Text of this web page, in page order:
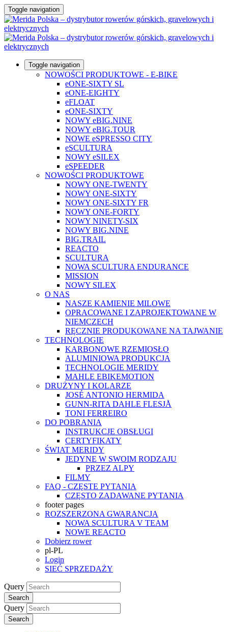
Toggle navigation
Toggle navigation
NOWOŚCI PRODUKTOWE - E-BIKE
eONE-SIXTY SL
eONE-EIGHTY
eFLOAT
eONE-SIXTY
NOWY eBIG.NINE
NOWY eBIG.TOUR
NOWE eSPRESSO CITY
eSCULTURA
NOWY eSILEX
eSPEEDER
NOWOŚCI PRODUKTOWE
NOWY ONE-TWENTY
NOWY ONE-SIXTY
NOWY ONE-SIXTY FR
NOWY ONE-FORTY
NOWY NINETY-SIX
NOWY BIG.NINE
BIG.TRAIL
REACTO
SCULTURA
NOWA SCULTURA ENDURANCE
MISSION
NOWY SILEX
O NAS
NASZE KAMIENIE MILOWE
OPRACOWANE I ZAPROJEKTOWANE W
NIEMCZECH
RĘCZNIE PRODUKOWANE NA TAJWANIE
TECHNOLOGIE
KARBONOWE RZEMIOSŁO
ALUMINIOWA PRODUKCJA
TECHNOLOGIE MERIDY
MAHLE EBIKEMOTION
DRUŻYNY I KOLARZE
JOSÉ ANTONIO HERMIDA
GUNN-RITA DAHLE FLESJÅ
TONI FERREIRO
DO POBRANIA
INSTRUKCJE OBSŁUGI
CERTYFIKATY
ŚWIAT MERIDY
JEDYNE W SWOIM RODZAJU
PRZEZ ALPY
FILMY
FAQ - CZĘSTE PYTANIA
CZĘSTO ZADAWANE PYTANIA
footer pages
ROZSZERZONA GWARANCJA
NOWA SCULTURA V TEAM
NOWE REACTO
Dobierz rower
pl-PL
Login
SIEĆ SPRZEDAŻY
Query
Search
Query
Search